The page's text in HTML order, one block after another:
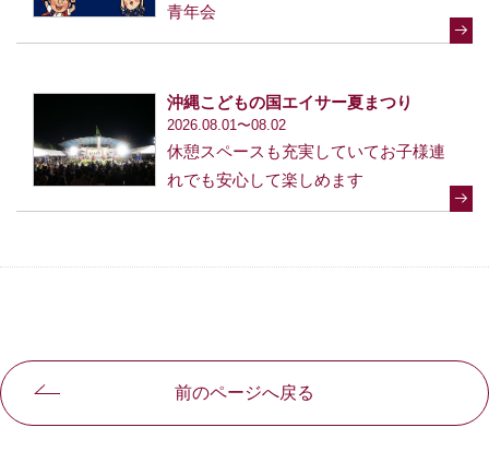
青年会
沖縄こどもの国エイサー夏まつり
2026.08.01〜08.02
休憩スペースも充実していてお子様連
れでも安心して楽しめます
前のページへ戻る